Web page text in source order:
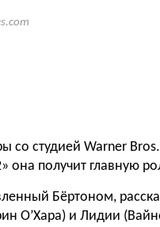
со студией Warner
она получит главную
Бёртоном,
О’Хара) и Лидии